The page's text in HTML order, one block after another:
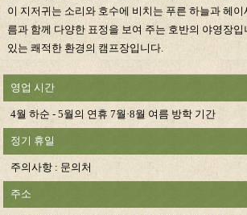
이 지저귀는 소리와 호수에 비치는 푸른 하늘과 헤
름과 함께 다양한 표정을 보여 주는 호반의 야영장입
있는 쾌적한 환경의 캠프장입니다.
영업 시간
4월 하순 - 5월의 연휴 7월·8월 여름 방학 기간
정기 휴일
주의사항 : 문의처
주소